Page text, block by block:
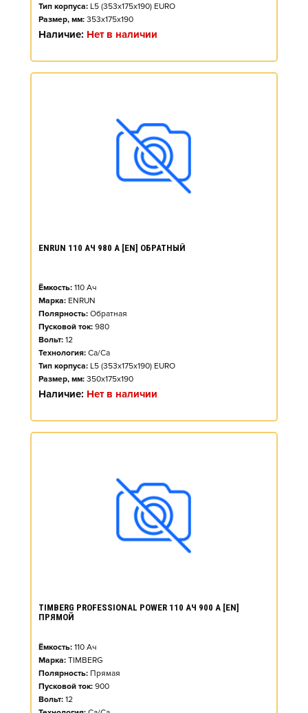
Тип корпуса: L5 (353x175x190) EURO
Размер, мм: 353x175x190
Наличие: Нет в наличии
ENRUN 110 АЧ 980 А [EN] ОБРАТНЫЙ
Ёмкость: 110 Ач
Марка: ENRUN
Полярность: Обратная
Пусковой ток: 980
Вольт: 12
Технология: Ca/Ca
Тип корпуса: L5 (353x175x190) EURO
Размер, мм: 350x175x190
Наличие: Нет в наличии
TIMBERG PROFESSIONAL POWER 110 АЧ 900 А [EN]
ПРЯМОЙ
Ёмкость: 110 Ач
Марка: TIMBERG
Полярность: Прямая
Пусковой ток: 900
Вольт: 12